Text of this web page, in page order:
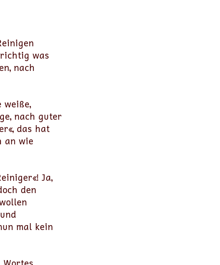
was
nach
weiße,
nach guter
das hat
an wie
Ja,
den
mal kein